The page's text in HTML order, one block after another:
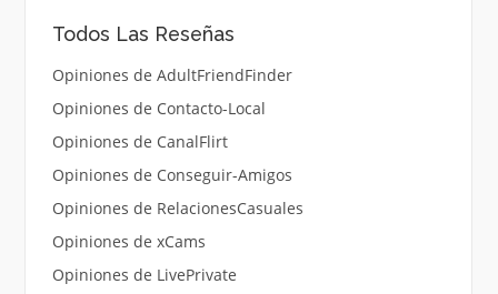
Todos Las Reseñas
Opiniones de AdultFriendFinder
Opiniones de Contacto-Local
Opiniones de CanalFlirt
Opiniones de Conseguir-Amigos
Opiniones de RelacionesCasuales
Opiniones de xCams
Opiniones de LivePrivate